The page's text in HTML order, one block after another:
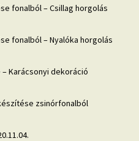
fonalból – Csillag horgolás
fonalból – Nyalóka horgolás
Karácsonyi dekoráció
zsinórfonalból